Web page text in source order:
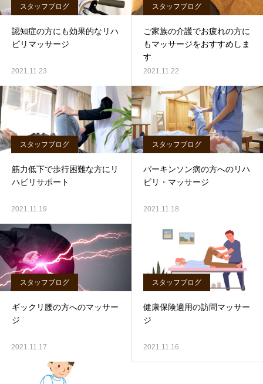
スタッフブログ
認知症の方にも効果的なリハ
ビリマッサージ
2021.11.23
スタッフブログ
ご家族の介護でお疲れの方に
もマッサージをおすすめしま
す
2021.11.22
スタッフブログ
筋力低下で歩行困難な方にリ
ハビリサポート
2021.11.19
スタッフブログ
パーキンソン病の方へのリハ
ビリ・マッサージ
2021.11.18
スタッフブログ
ギックリ腰の方へのマッサー
ジ
2021.11.17
スタッフブログ
健康保険適用の訪問マッサー
ジ
2021.11.16